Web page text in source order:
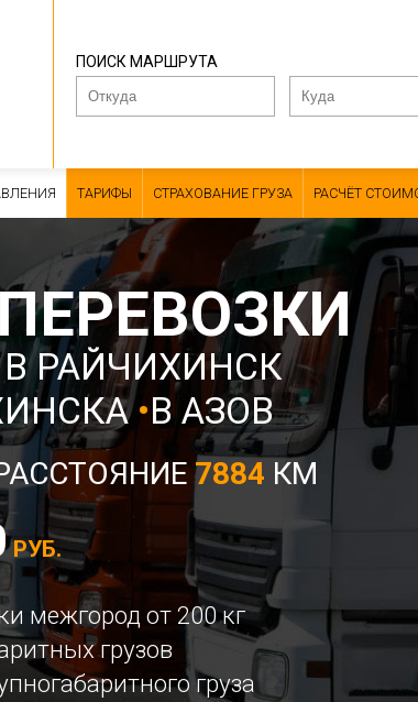
ПОИСК МАРШРУТА
ТАРИФЫ СТРАХОВАНИЕ ГРУЗА РАСЧЁТ
РАЙЧИХИНСК
•В АЗОВ
7884 КМ
РУБ.
межгород от 200 кг
грузов
груза